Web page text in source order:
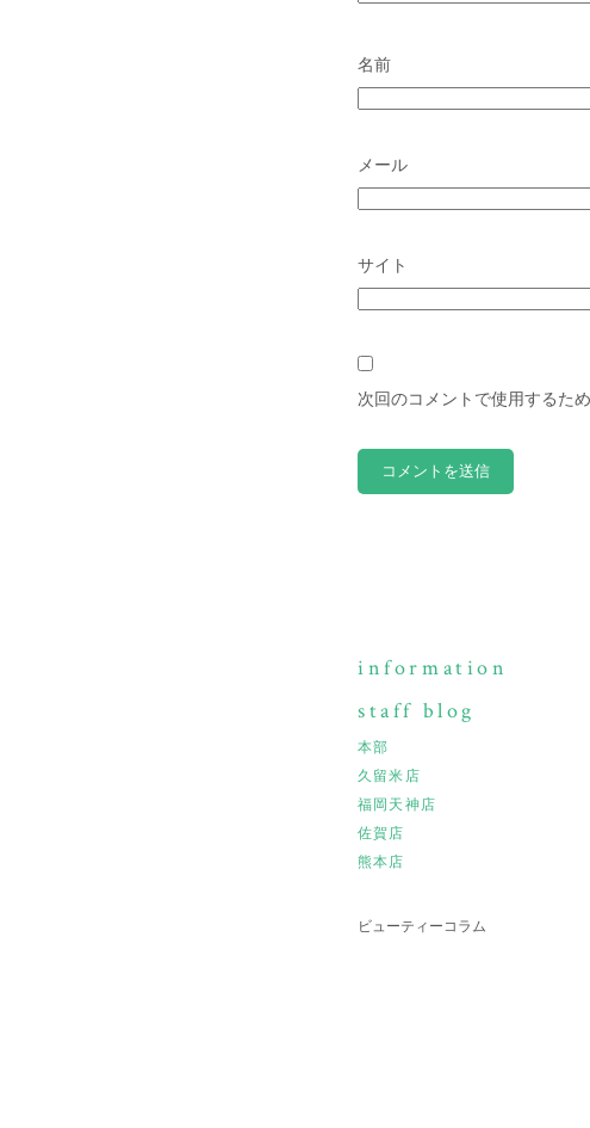
名前
メール
サイト
次回のコメントで使用するた
information
staff blog
本部
久留米店
福岡天神店
佐賀店
熊本店
ビューティーコラム